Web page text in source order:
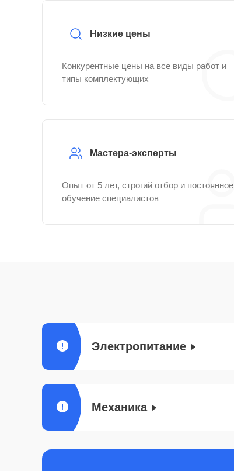
Низкие цены
Конкурентные цены на все виды работ и
типы комплектующих
Мастера-эксперты
Опыт от 5 лет, строгий отбор и постоянное
обучение специалистов
Электропитание
Механика